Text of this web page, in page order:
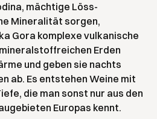
mächtige Löss-
Mineralität sorgen,
Gora komplexe vulkanische
Erden
und geben sie nachts
ab. Es entstehen Weine mit
die man sonst nur aus den
Europas kennt.